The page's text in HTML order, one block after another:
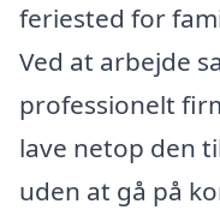
feriested for
Ved at arbejde
professionelt
lave netop den
uden at gå på